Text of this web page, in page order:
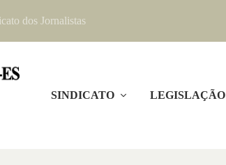
dos Jornalistas
SINDICATO LEGISLAÇÃO